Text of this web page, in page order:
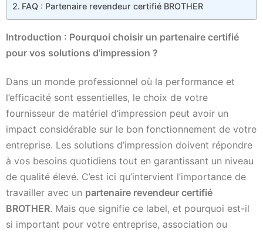
FAQ : Partenaire revendeur certifié BROTHER
Introduction : Pourquoi choisir un partenaire certifié
pour vos solutions d’impression ?
Dans un monde professionnel où la performance et
l’efficacité sont essentielles, le choix de votre
fournisseur de matériel d’impression peut avoir un
impact considérable sur le bon fonctionnement de votre
entreprise. Les solutions d’impression doivent répondre
à vos besoins quotidiens tout en garantissant un niveau
de qualité élevé. C’est ici qu’intervient l’importance de
travailler avec un partenaire revendeur certifié
BROTHER. Mais que signifie ce label, et pourquoi est-il
si important pour votre entreprise, association ou